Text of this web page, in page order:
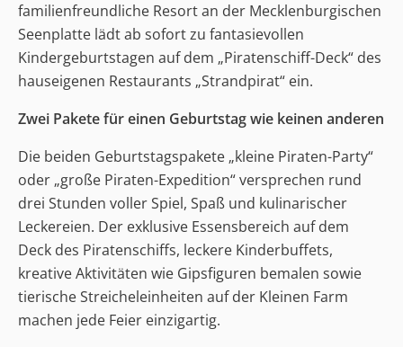
familienfreundliche Resort an der Mecklenburgischen
Seenplatte lädt ab sofort zu fantasievollen
Kindergeburtstagen auf dem „Piratenschiff-Deck“ des
hauseigenen Restaurants „Strandpirat“ ein.
Zwei Pakete für einen Geburtstag wie keinen anderen
Die beiden Geburtstagspakete „kleine Piraten-Party“
oder „große Piraten-Expedition“ versprechen rund
drei Stunden voller Spiel, Spaß und kulinarischer
Leckereien. Der exklusive Essensbereich auf dem
Deck des Piratenschiffs, leckere Kinderbuffets,
kreative Aktivitäten wie Gipsfiguren bemalen sowie
tierische Streicheleinheiten auf der Kleinen Farm
machen jede Feier einzigartig.